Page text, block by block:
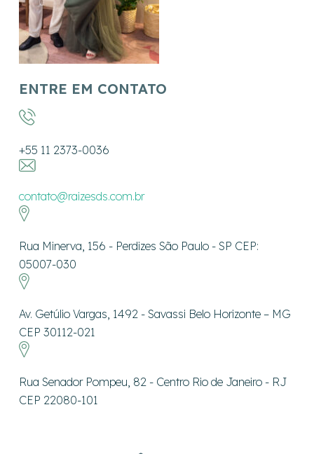
ENTRE EM CONTATO
+55 11 2373-0036
contato@raizesds.com.br
Rua Minerva, 156 - Perdizes São Paulo - SP CEP:
05007-030
Av. Getúlio Vargas, 1492 - Savassi Belo Horizonte – MG
CEP 30112-021
Rua Senador Pompeu, 82 - Centro Rio de Janeiro - RJ
CEP 22080-101